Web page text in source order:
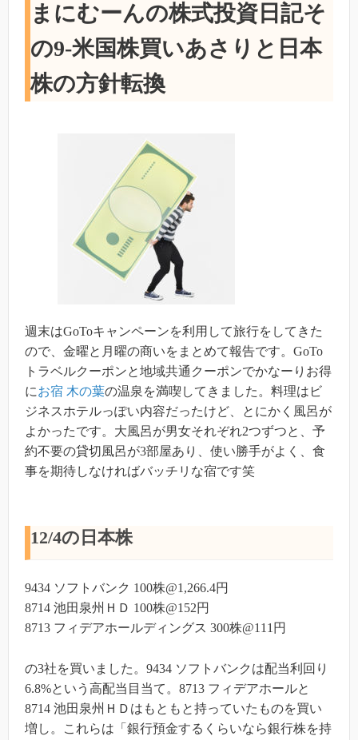
まにむーんの株式投資日記そ
の9-米国株買いあさりと日本
株の方針転換
週末はGoToキャンペーンを利用して旅行をしてきた
ので、金曜と月曜の商いをまとめて報告です。GoTo
トラベルクーポンと地域共通クーポンでかなーりお得
にお宿 木の葉の温泉を満喫してきました。料理はビ
ジネスホテルっぽい内容だったけど、とにかく風呂が
よかったです。大風呂が男女それぞれ2つずつと、予
約不要の貸切風呂が3部屋あり、使い勝手がよく、食
事を期待しなければバッチリな宿です笑
12/4の日本株
9434 ソフトバンク 100株@1,266.4円
8714 池田泉州ＨＤ 100株@152円
8713 フィデアホールディングス 300株@111円
の3社を買いました。9434 ソフトバンクは配当利回り
6.8%という高配当目当て。8713 フィデアホールと
8714 池田泉州ＨＤはもともと持っていたものを買い
増し。これらは「銀行預金するくらいなら銀行株を持